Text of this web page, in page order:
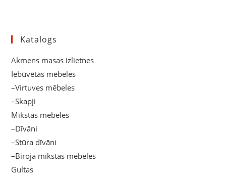
Katalogs
Akmens masas izlietnes
Iebūvētās mēbeles
–Virtuves mēbeles
–Skapji
Mīkstās mēbeles
–Dīvāni
–Stūra dīvāni
–Biroja mīkstās mēbeles
Gultas